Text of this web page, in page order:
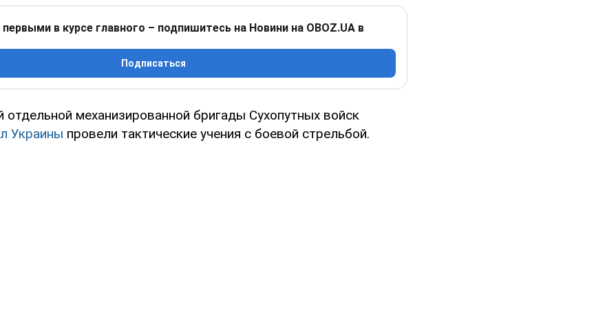
первыми в курсе главного – подпишитесь на Новини на OBOZ.UA в
Подписаться
отдельной механизированной бригады Сухопутных войск
Украины провели тактические учения с боевой стрельбой.